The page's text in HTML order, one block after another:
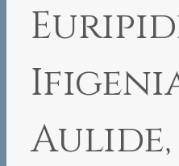
Aulide,